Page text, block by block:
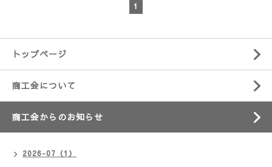
1
トップページ
商工会について
商工会からのお知らせ
2026-07（1）